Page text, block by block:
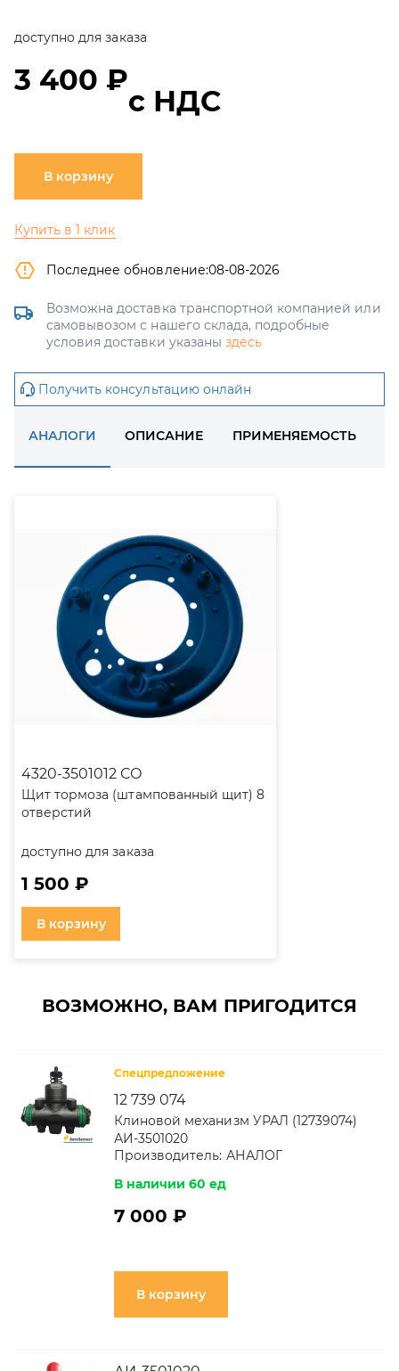
доступно для заказа
3 400 ₽
с НДС
В корзину
Купить в 1 клик
Последнее обновление:08-08-2026
Возможна доставка транспортной компанией или
самовывозом с нашего склада, подробные
условия доставки указаны здесь
Получить консультацию онлайн
АНАЛОГИ ОПИСАНИЕ ПРИМЕНЯЕМОСТЬ
4320-3501012 СО
Щит тормоза (штампованный щит) 8
отверстий
доступно для заказа
1 500 ₽
В корзину
ВОЗМОЖНО, ВАМ ПРИГОДИТСЯ
Спецпредложение
12 739 074
Клиновой механизм УРАЛ (12739074)
АИ-3501020
Производитель: АНАЛОГ
В наличии 60 ед
7 000 ₽
В корзину